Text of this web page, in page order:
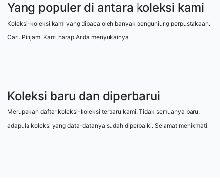
Yang populer di antara koleksi kami
Koleksi-koleksi kami yang dibaca oleh banyak pengunjung perpustakaan.
Cari. Pinjam. Kami harap Anda menyukainya
Koleksi baru dan diperbarui
Merupakan daftar koleksi-koleksi terbaru kami. Tidak semuanya baru,
adapula koleksi yang data-datanya sudah diperbaiki. Selamat menikmati